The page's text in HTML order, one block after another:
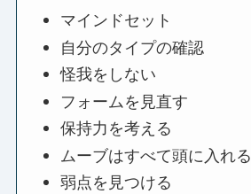
マインドセット
自分のタイプの確認
怪我をしない
フォームを見直す
保持力を考える
ムーブはすべて頭に入れる
弱点を見つける